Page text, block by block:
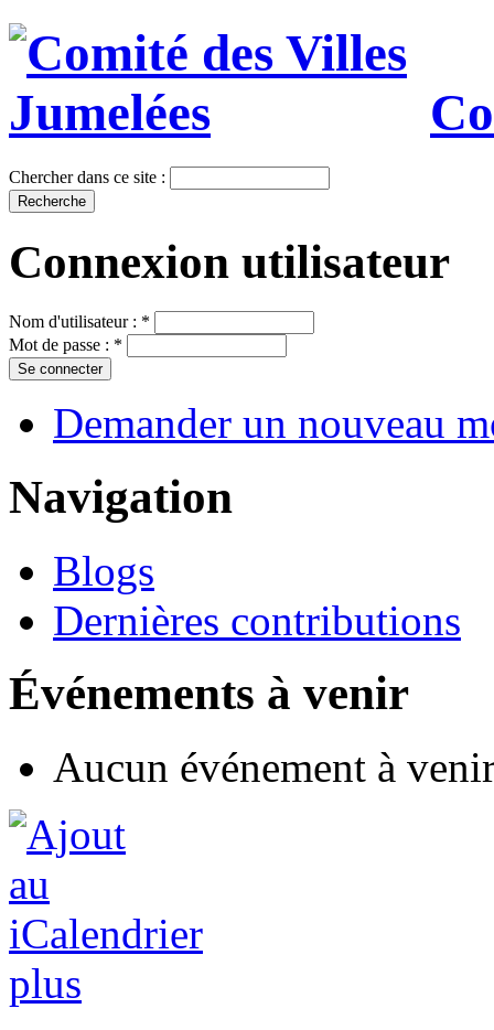
Chercher dans ce site :
Connexion utilisateur
Nom d'utilisateur : *
Mot de passe : *
Demander un nouveau
Navigation
Blogs
Dernières contributions
Événements à venir
Aucun événement à
plus